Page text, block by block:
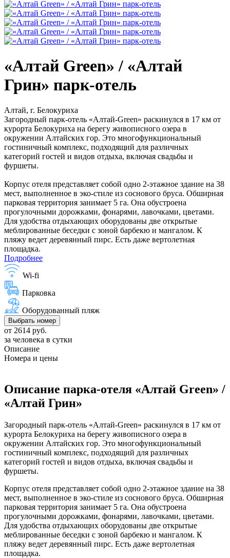
«Алтай Green» / «Алтай
Грин» парк-отель
Алтай, г. Белокуриха
Загородный парк-отель «Алтай-Green» раскинулся в 17 км от
курорта Белокуриха на берегу живописного озера в
окружении Алтайских гор. Это многофункциональный
гостиничный комплекс, подходящий для различных
категорий гостей и видов отдыха, включая свадьбы и
фуршеты.
Корпус отеля представляет собой одно 2-этажное здание на 38
мест, выполненное в эко-стиле из соснового бруса. Обширная
парковая территория занимает 5 га. Она обустроена
прогулочными дорожками, фонарями, лавочками, цветами.
Для удобства отдыхающих оборудованы две открытые
меблированные беседки с зоной барбекю и мангалом. К
пляжу ведет деревянный пирс. Есть даже вертолетная
площадка.
Подробнее
Wi-fi
Парковка
Оборудованный пляж
Выбрать номер
от 2614 руб.
за человека в сутки
Описание
Номера и цены
Описание парка-отеля «Алтай Green» /
«Алтай Грин»
Загородный парк-отель «Алтай-Green» раскинулся в 17 км от
курорта Белокуриха на берегу живописного озера в
окружении Алтайских гор. Это многофункциональный
гостиничный комплекс, подходящий для различных
категорий гостей и видов отдыха, включая свадьбы и
фуршеты.
Корпус отеля представляет собой одно 2-этажное здание на 38
мест, выполненное в эко-стиле из соснового бруса. Обширная
парковая территория занимает 5 га. Она обустроена
прогулочными дорожками, фонарями, лавочками, цветами.
Для удобства отдыхающих оборудованы две открытые
меблированные беседки с зоной барбекю и мангалом. К
пляжу ведет деревянный пирс. Есть даже вертолетная
площадка.